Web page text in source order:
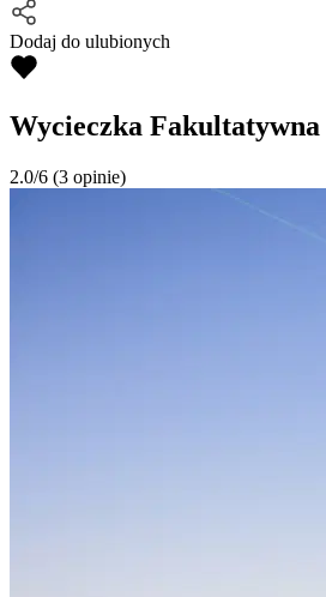
Dodaj do ulubionych
Wycieczka Fakultatywna
2.0/6 (3 opinie)